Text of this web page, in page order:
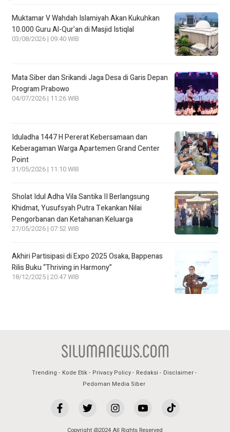
Muktamar V Wahdah Islamiyah Akan Kukuhkan
10.000 Guru Al-Qur’an di Masjid Istiqlal
03/08/2026 | 09:40 WIB
Mata Siber dan Srikandi Jaga Desa di Garis Depan
Program Prabowo
04/07/2026 | 11:26 WIB
Iduladha 1447 H Pererat Kebersamaan dan
Keberagaman Warga Apartemen Grand Center
Point
31/05/2026 | 11:10 WIB
Sholat Idul Adha Vila Santika II Berlangsung
Khidmat, Yusufsyah Putra Tekankan Nilai
Pengorbanan dan Ketahanan Keluarga
27/05/2026 | 07:52 WIB
Akhiri Partisipasi di Expo 2025 Osaka, Bappenas
Rilis Buku “Thriving in Harmony”
18/12/2025 | 20:47 WIB
Trending Kode Etik Privacy Policy Redaksi
Disclaimer
Pedoman Media Siber